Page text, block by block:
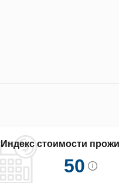
Индекс стоимости
50